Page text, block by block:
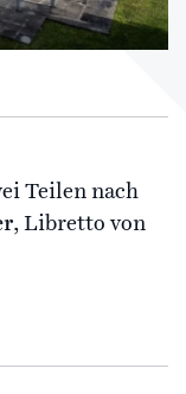
Teilen nach
, Libretto von